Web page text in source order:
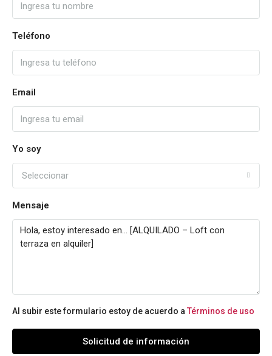
Teléfono
Email
Yo soy
Seleccionar
Mensaje
Al subir este formulario estoy de acuerdo a Términos de uso
Solicitud de información